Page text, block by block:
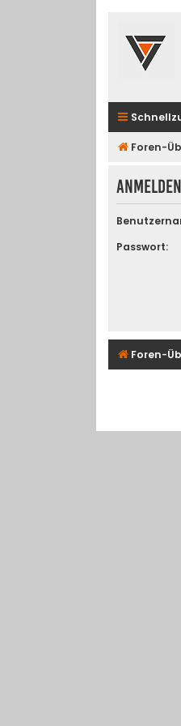
Foren-
Anmelden
Passwort:
Foren-